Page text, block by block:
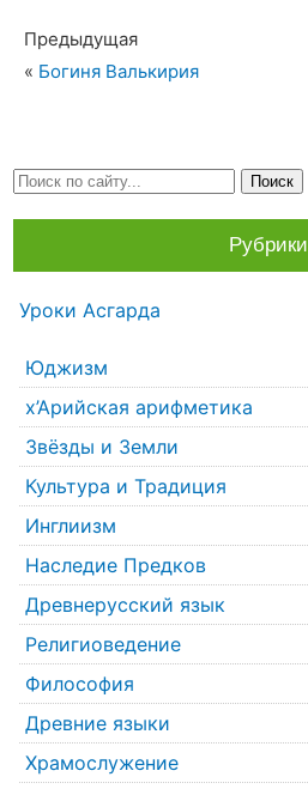
Предыдущая
« Богиня Валькирия
Рубрики
Уроки Асгарда
Юджизм
х’Арийская арифметика
Звёзды и Земли
Культура и Традиция
Инглиизм
Наследие Предков
Древнерусский язык
Религиоведение
Философия
Древние языки
Храмослужение